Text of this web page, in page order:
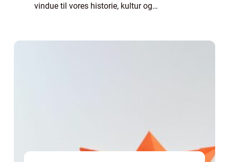
vindue til vores historie, kultur og